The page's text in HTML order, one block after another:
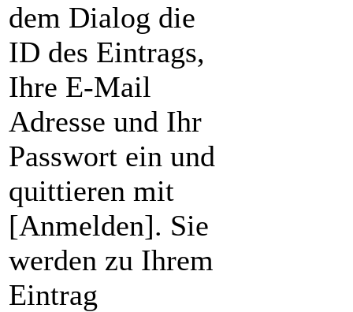
dem Dialog die
ID des Eintrags,
Ihre E-Mail
Adresse und Ihr
Passwort ein und
quittieren mit
[Anmelden]. Sie
werden zu Ihrem
Eintrag